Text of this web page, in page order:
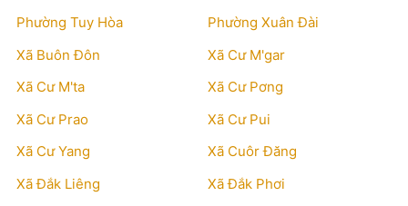
Phường Tuy Hòa
Phường Xuân Đài
Xã Buôn Đôn
Xã Cư M'gar
Xã Cư M'ta
Xã Cư Pơng
Xã Cư Prao
Xã Cư Pui
Xã Cư Yang
Xã Cuôr Đăng
Xã Đắk Liêng
Xã Đắk Phơi